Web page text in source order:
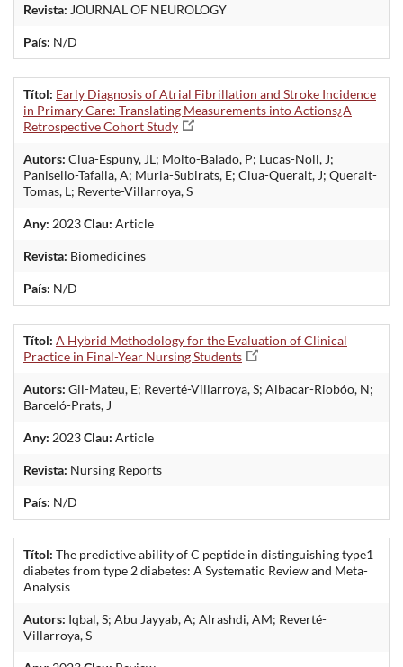
Revista: JOURNAL OF NEUROLOGY
País: N/D
Títol: Early Diagnosis of Atrial Fibrillation and Stroke Incidence
in Primary Care: Translating Measurements into Actions¿A
Retrospective Cohort Study
Autors: Clua-Espuny, JL; Molto-Balado, P; Lucas-Noll, J;
Panisello-Tafalla, A; Muria-Subirats, E; Clua-Queralt, J; Queralt-
Tomas, L; Reverte-Villarroya, S
Any: 2023Clau: Article
Revista: Biomedicines
País: N/D
Títol: A Hybrid Methodology for the Evaluation of Clinical
Practice in Final-Year Nursing Students
Autors: Gil-Mateu, E; Reverté-Villarroya, S; Albacar-Riobóo, N;
Barceló-Prats, J
Any: 2023Clau: Article
Revista: Nursing Reports
País: N/D
Títol: The predictive ability of C peptide in distinguishing type1
diabetes from type 2 diabetes: A Systematic Review and Meta-
Analysis
Autors: Iqbal, S; Abu Jayyab, A; Alrashdi, AM; Reverté-
Villarroya, S